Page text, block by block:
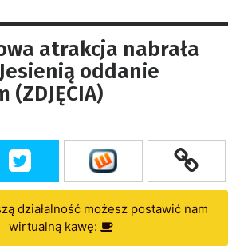
atrakcja nabrała
oddanie
działalność możesz postawić nam
wirtualną kawę: